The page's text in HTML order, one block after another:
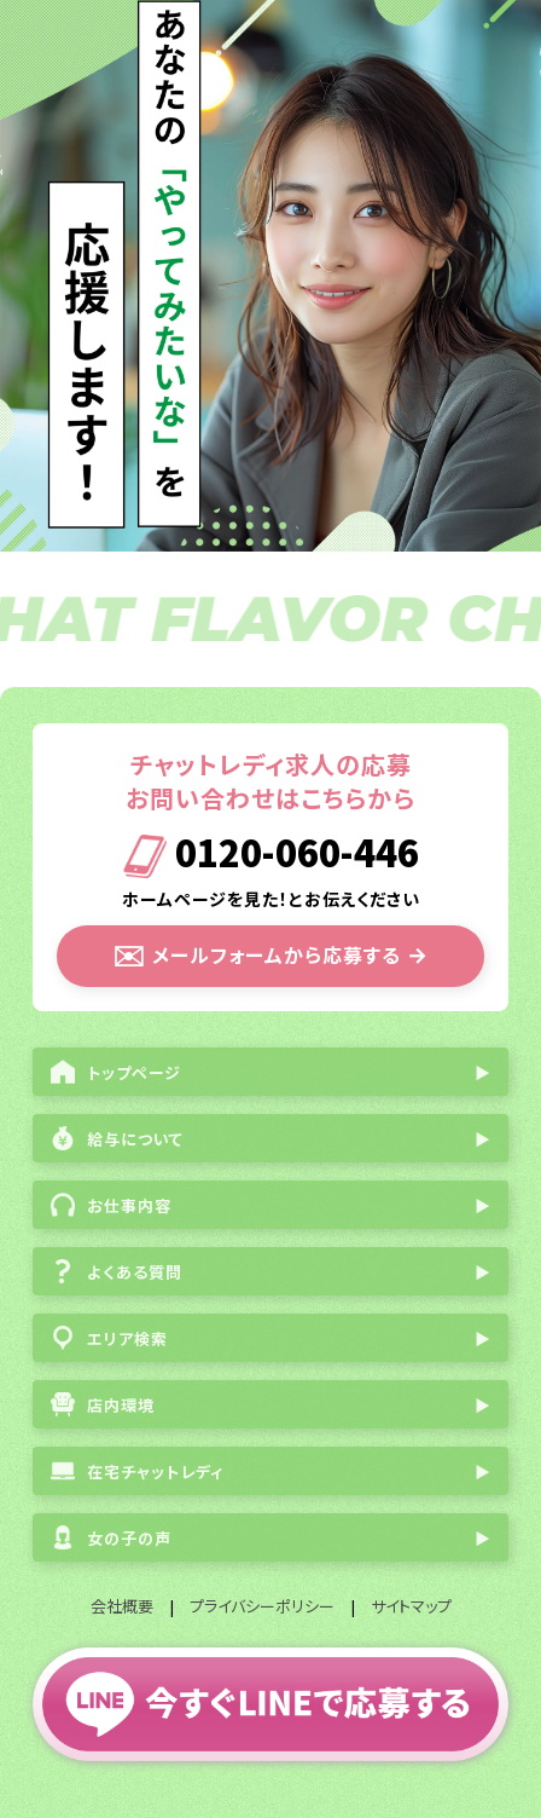
FLAVOR
チャットレディ求人の応募
お問い合わせはこちらから
0120-060-446
ホームページを見た！とお伝えください
✉️ メールフォームから応募する →
トップページ ▶
給与について ▶
お仕事内容 ▶
よくある質問 ▶
エリア検索 ▶
店内環境 ▶
在宅チャットレディ ▶
女の子の声 ▶
会社概要| プライバシーポリシー | サイトマップ
全国通勤チャットレディ募集